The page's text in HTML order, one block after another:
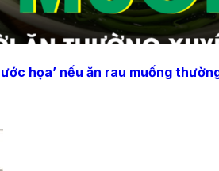
họa’ nếu ăn rau muống